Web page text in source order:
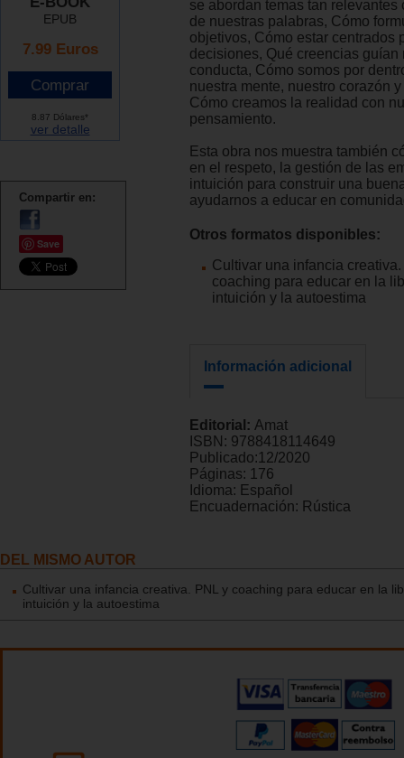
EPUB
7.99 Euros
8.87 Dólares*
ver detalle
Compartir en:
Save
se abordan temas tan relevantes
de nuestras palabras, Cómo
objetivos, Cómo estar centrados
decisiones, Qué creencias guían
conducta, Cómo somos por
nuestra mente, nuestro corazón
Cómo creamos la realidad con
pensamiento.
Esta obra nos muestra también
en el respeto, la gestión de las
intuición para construir una
ayudarnos a educar en
Otros formatos disponibles:
Cultivar una infancia creativa.
coaching para educar en la
intuición y la autoestima
Información adicional
Editorial: Amat
ISBN: 9788418114649
Publicado:12/2020
Páginas: 176
Idioma: Español
Encuadernación: Rústica
DEL MISMO AUTOR
Cultivar una infancia creativa. PNL y coaching para educar en la
intuición y la autoestima